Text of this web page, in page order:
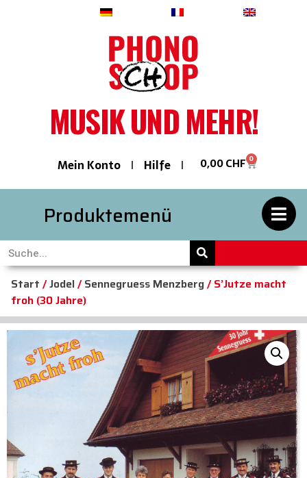
MUSIK UND MEHR!
Mein Konto Hilfe 0,00CHF 0
Produktemenü
Start /Jodel/Sennegruess Menzberg/ S’Jutze macht
froh (30 Jahre)